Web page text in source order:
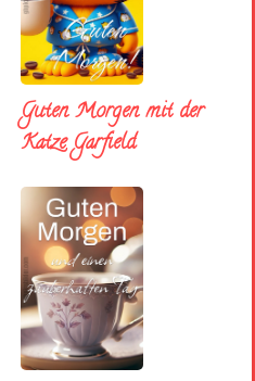
Guten Morgen mit der
Katze Garfield